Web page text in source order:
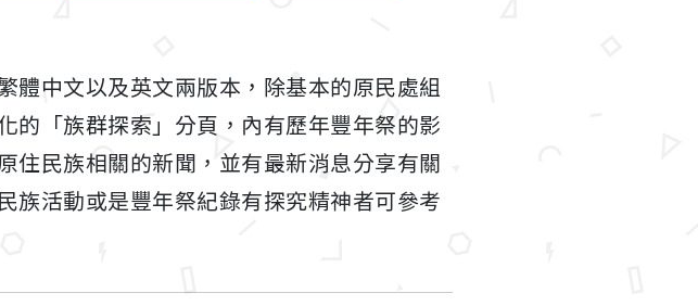
體中文以及英文兩版本，除基本的原民處組
的「族群探索」分頁，內有歷年豐年祭的影
住民族相關的新聞，並有最新消息分享有關
族活動或是豐年祭紀錄有探究精神者可參考